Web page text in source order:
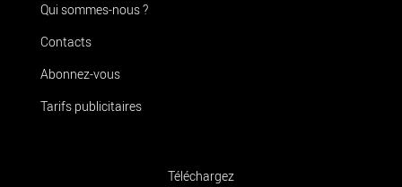
Qui sommes-nous ?
Contacts
Abonnez-vous
Tarifs publicitaires
Téléchargez